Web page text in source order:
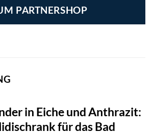
PARTNERSHOP
in Eiche und Anthrazit:
für das Bad